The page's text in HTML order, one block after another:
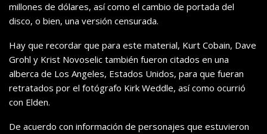
millones de dólares, así como el cambio de portada del
disco, o bien, una versión censurada.
Hay que recordar que para este material, Kurt Cobain, Dave
Grohl y Krist Novoselic también fueron citados en una
alberca de Los Angeles, Estados Unidos, para que fueran
retratados por el fotógrafo Kirk Weddle, así como ocurrió
con Elden.
De acuerdo con información de personajes que estuvieron